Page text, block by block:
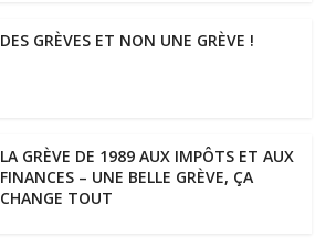
DES GRÈVES ET NON UNE GRÈVE !
LA GRÈVE DE 1989 AUX IMPÔTS ET AUX
FINANCES – UNE BELLE GRÈVE, ÇA
CHANGE TOUT